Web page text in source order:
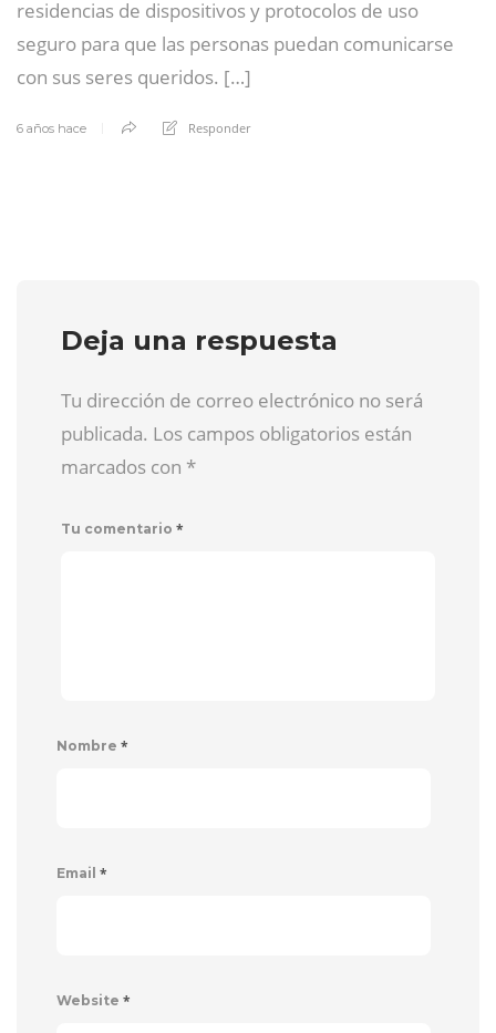
residencias de dispositivos y protocolos de uso
seguro para que las personas puedan comunicarse
con sus seres queridos. […]
6 años hace Responder
Deja una respuesta
Tu dirección de correo electrónico no será
publicada. Los campos obligatorios están
marcados con *
Tu comentario *
Nombre *
Email *
Website *